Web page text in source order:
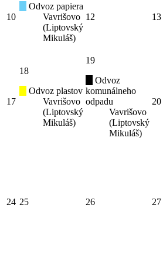
10
Odvoz papiera
Vavrišovo
(Liptovský
Mikuláš)
12 13
17
18
Odvoz plastov
Vavrišovo
(Liptovský
Mikuláš)
19
Odvoz
komunálneho
odpadu
Vavrišovo
(Liptovský
Mikuláš)
20
24 25 26 27